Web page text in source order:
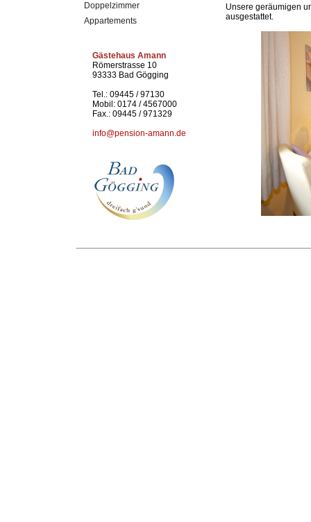
Doppelzimmer
Appartements
Gästehaus Amann
Römerstrasse 10
93333 Bad Gögging
Tel.: 09445 / 97130
Mobil: 0174 / 4567000
Fax.: 09445 / 971329
info@pension-amann.de
Unsere geräumigen
ausgestattet.